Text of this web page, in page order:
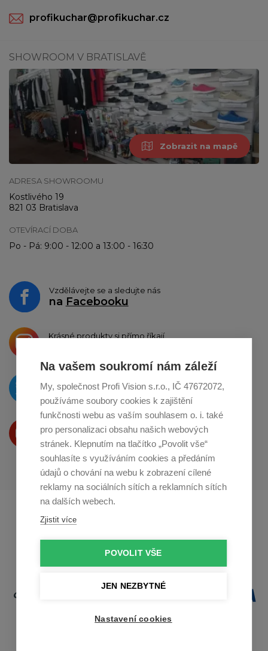
Na vašem soukromí nám záleží
My, společnost Profi Vision s.r.o., IČ 47672072,
používáme soubory cookies k zajištění
funkčnosti webu as vaším souhlasem o. i. také
pro personalizaci obsahu našich webových
stránek. Klepnutím na tlačítko „Povolit vše“
souhlasíte s využíváním cookies a předáním
údajů o chování na webu k zobrazení cílené
reklamy na sociálních sítích a reklamních sítích
na dalších webech.
Zjistit více
POVOLIT VŠE
JEN NEZBYTNÉ
Nastavení cookies
profikuchar@profikuchar.cz
SHOWROOM V BRATISLAVĚ
Zobrazit na mapě
ADRESA SHOWROOMU
Kostlivého 19
821 03 Bratislava
OTEVÍRACÍ DOBA
Po - Pá: 9:00 - 12:00 a 13:00 - 16:30
Vzdělávejte se a sledujte nás
na Facebooku
Krásné produkty si přímo říkají
O novinkách píšeme
naTwitteru
Produkty Vám představujeme
na Youtube
Profikuchar.sk